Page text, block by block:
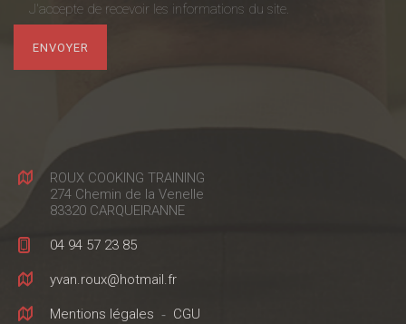
J'accepte de recevoir les informations du site.
ROUX COOKING TRAINING
274 Chemin de la Venelle
83320 CARQUEIRANNE
04 94 57 23 85
yvan.roux@hotmail.fr
Mentions légales - CGU